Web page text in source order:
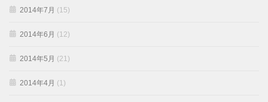
2014年7月 (15)
2014年6月 (12)
2014年5月 (21)
2014年4月 (1)